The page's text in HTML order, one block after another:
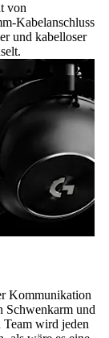
von
Kabelanschluss
und kabelloser
Kommunikation
Schwenkarm und
wird jeden